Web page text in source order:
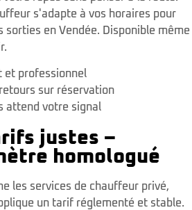
s'adapte à vos horaires pour
sorties en Vendée. Disponible même
et professionnel
sur réservation
attend votre signal
justes –
homologué
les services de chauffeur privé,
un tarif réglementé et stable.